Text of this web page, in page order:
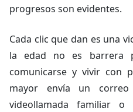
progresos son evidentes.
Cada clic que dan es una
la edad no es barrera
comunicarse y vivir con
mayor envía un correo
videollamada familiar